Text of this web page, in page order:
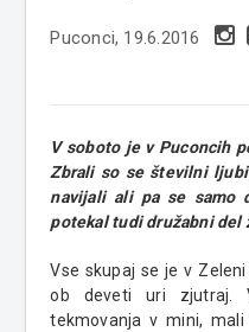
Puconci, 19.6.2016
V soboto je v Puconcih
Zbrali so se številni
navijali ali pa se samo
potekal tudi družabni del
Vse skupaj se je v
ob deveti uri zjutraj.
tekmovanja v mini,